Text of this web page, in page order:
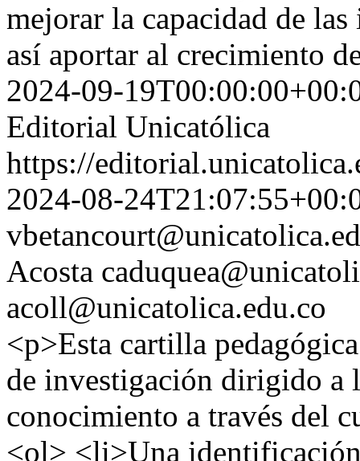
mejorar la capacidad de
así aportar al crecimiento
2024-09-
Editorial Unicatólica
https://
2024-08-
Acosta
acoll@unicatolica.edu.co
<p>Esta cartilla
de investigación dirigido a
conocimiento a través del
<ol> <li>Una